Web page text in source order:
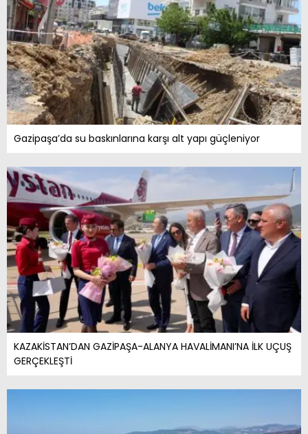
Gazipaşa’da su baskınlarına karşı alt yapı güçleniyor
KAZAKİSTAN’DAN GAZİPAŞA-ALANYA HAVALİMANI’NA İLK UÇUŞ
GERÇEKLEŞTİ